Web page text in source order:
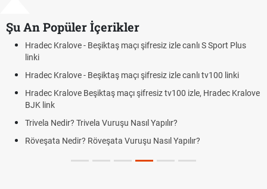
Şu An Popüler İçerikler
Hradec Kralove - Beşiktaş maçı şifresiz izle canlı S Sport Plus
linki
Hradec Kralove - Beşiktaş maçı şifresiz izle canlı tv100 linki
Hradec Kralove Beşiktaş maçı şifresiz tv100 izle, Hradec Kralove
BJK link
Trivela Nedir? Trivela Vuruşu Nasıl Yapılır?
Röveşata Nedir? Röveşata Vuruşu Nasıl Yapılır?